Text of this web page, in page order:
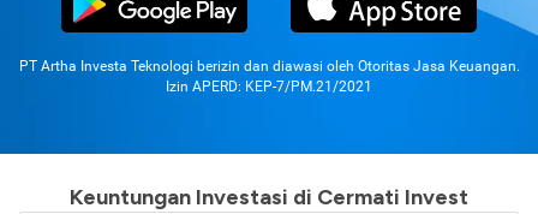
PT Artha Investa Teknologi berizin dan diawasi oleh Otoritas Jasa Keuangan.
Izin APERD: KEP-7/PM.21/2021
Keuntungan Investasi di Cermati Invest